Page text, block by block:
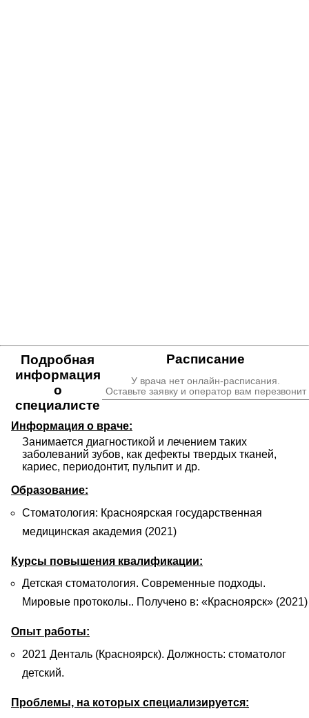
Расписание
У врача нет онлайн-расписания.
Оставьте заявку и оператор вам перезвонит
Подробная
информация
о
специалисте
Информация о враче:
Занимается диагностикой и лечением таких
заболеваний зубов, как дефекты твердых тканей,
кариес, периодонтит, пульпит и др.
Образование:
Стоматология: Красноярская государственная
медицинская академия (2021)
Курсы повышения квалификации:
Детская стоматология. Современные подходы.
Мировые протоколы.. Получено в: «Красноярск» (2021)
Опыт работы:
2021 Денталь (Красноярск). Должность: стоматолог
детский.
Проблемы, на которых специализируется: